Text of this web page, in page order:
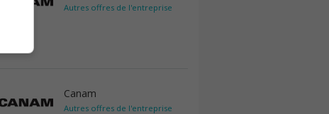
Autres offres de l'entreprise
Canam
Autres offres de l'entreprise